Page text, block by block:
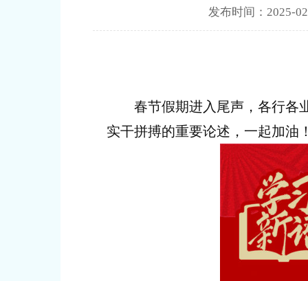
发布时间：
春节假期进入尾声，各行各业
实干拼搏的重要论述，一起加油